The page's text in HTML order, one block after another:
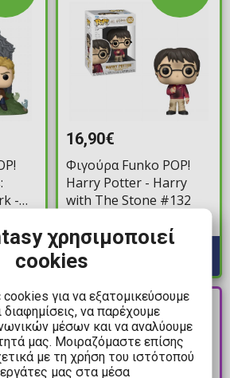
-
16,90€
Φιγούρα Funko POP!
Harry Potter - Harry
with The Stone #132
PRE-
χρησιμοποιεί
cookies
cookies για να εξατομικεύσουμε
διαφημίσεις, να παρέχουμε
μέσων και να αναλύουμε
μας. Μοιραζόμαστε επίσης
με τη χρήση του ιστότοπού
μας στα μέσα